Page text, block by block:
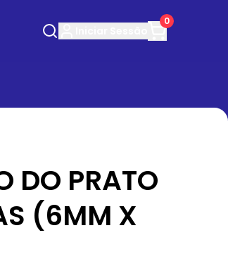
0
DO PRATO
(6MM X